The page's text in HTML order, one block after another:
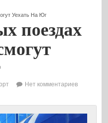
Уехать На Юг
поездах
Нет комментариев